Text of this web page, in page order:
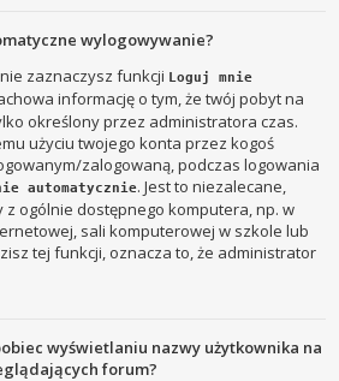
wylogowywanie?
zaznaczysz funkcji Loguj mnie
informację o tym, że twój pobyt na
określony przez administratora czas.
użyciu twojego konta przez kogoś
zalogowaną, podczas logowania
automatycznie. Jest to niezalecane,
ogólnie dostępnego komputera, np. w
sali komputerowej w szkole lub
tej funkcji, oznacza to, że administrator
wyświetlaniu nazwy użytkownika na
forum?